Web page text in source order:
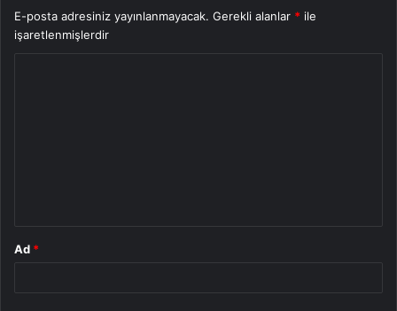
E-posta adresiniz yayınlanmayacak. Gerekli alanlar * ile
işaretlenmişlerdir
Ad *